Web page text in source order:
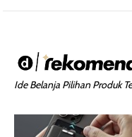
Ide Belanja Pilihan Produk